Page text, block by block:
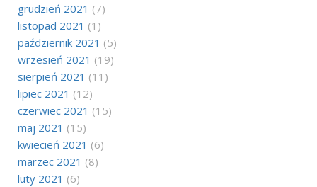
grudzień 2021 (7)
listopad 2021 (1)
październik 2021 (5)
wrzesień 2021 (19)
sierpień 2021 (11)
lipiec 2021 (12)
czerwiec 2021 (15)
maj 2021 (15)
kwiecień 2021 (6)
marzec 2021 (8)
luty 2021 (6)